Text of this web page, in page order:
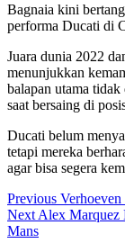
Bagnaia kini
performa Ducati di
Juara dunia 2022
menunjukkan
balapan utama
saat bersaing di
Ducati belum
tetapi mereka
agar bisa segera
Post
navigation
Previous
Next Alex Marquez
Mans